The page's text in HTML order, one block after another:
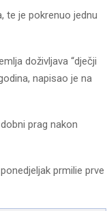
te je pokrenuo jednu
doživljava “dječji
napisao je na
prag nakon
prmilie prve